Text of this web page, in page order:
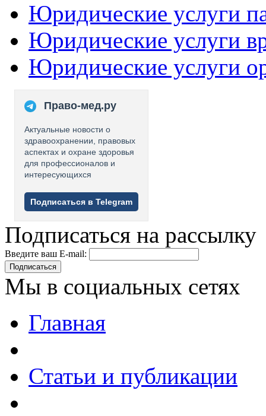
Юридические услуги
Юридические услуги
Юридические услуги
Право-мед.ру
Актуальные новости о
здравоохранении, правовых
аспектах и охране здоровья
для профессионалов и
интересующихся
Подписаться в Telegram
Подписаться на рассылку
Введите ваш E-mail:
Подписаться
Мы в социальных сетях
Главная
Статьи и публикации